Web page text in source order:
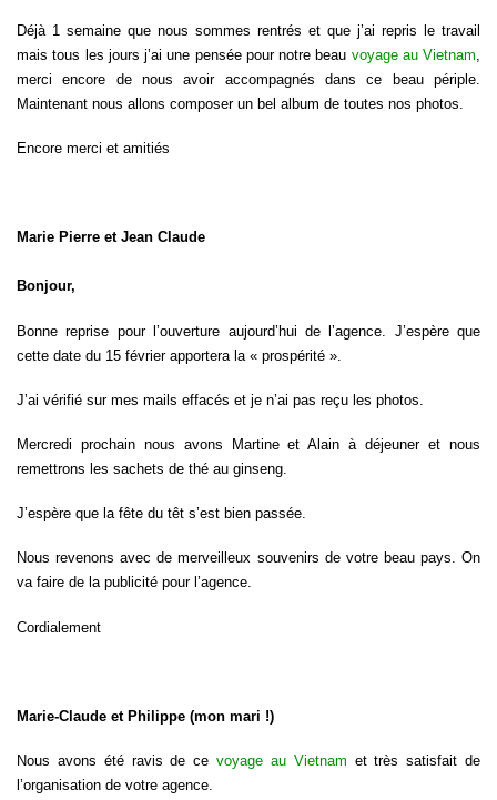
Déjà 1 semaine que nous sommes rentrés et que j’ai repris le travail
mais tous les jours j’ai une pensée pour notre beau voyage au Vietnam
merci encore de nous avoir accompagnés dans ce beau périple.
Maintenant nous allons composer un bel album de toutes nos photos.
Encore merci et amitiés
Marie Pierre et Jean Claude
Bonjour,
Bonne reprise pour l’ouverture aujourd’hui de l’agence. J’espère que
cette date du 15 février apportera la « prospérité ».
J’ai vérifié sur mes mails effacés et je n’ai pas reçu les photos.
Mercredi prochain nous avons Martine et Alain à déjeuner et nous
remettrons les sachets de thé au ginseng.
J’espère que la fête du têt s’est bien passée.
Nous revenons avec de merveilleux souvenirs de votre beau pays. On
va faire de la publicité pour l’agence.
Cordialement
Marie-Claude et Philippe (mon mari !)
Nous avons été ravis de ce voyage au Vietnam et très satisfait de
l’organisation de votre agence.